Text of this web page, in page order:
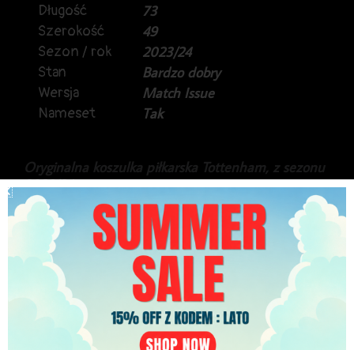
Długość
73
Szerokość
49
Sezon / rok
2023/24
Stan
Bardzo dobry
Wersja
Match Issue
Nameset
Tak
Oryginalna koszulka piłkarska Tottenham, z sezonu
2023/24.
Rzadki, trzeci model, produkcji Nike.
Koszulka w meczowej wersji, przygotowanej na
rozgrywki Carabao Cup, a na plecach Giovanni Lo
Celso.
Stan idealny, gratka dla kolekcjonerów.
1,049.99zł